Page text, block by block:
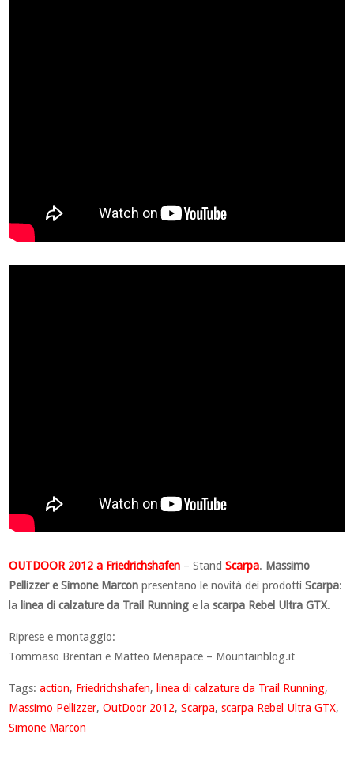
OUTDOOR 2012 a Friedrichshafen – StandScarpa. Massimo
Pellizzer e Simone Marcon presentano le novità dei prodottiScarpa:
la linea di calzature da Trail Runninge lascarpa Rebel Ultra GTX.
Riprese e montaggio:
Tommaso Brentari e Matteo Menapace – Mountainblog.it
Tags:action, Friedrichshafen, linea di calzature da Trail Running,
Massimo Pellizzer,OutDoor 2012,Scarpa,scarpa Rebel Ultra GTX,
Simone Marcon